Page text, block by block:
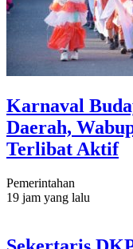
Karnaval
Daerah,
Terlibat Aktif
Pemerintahan
19 jam yang lalu